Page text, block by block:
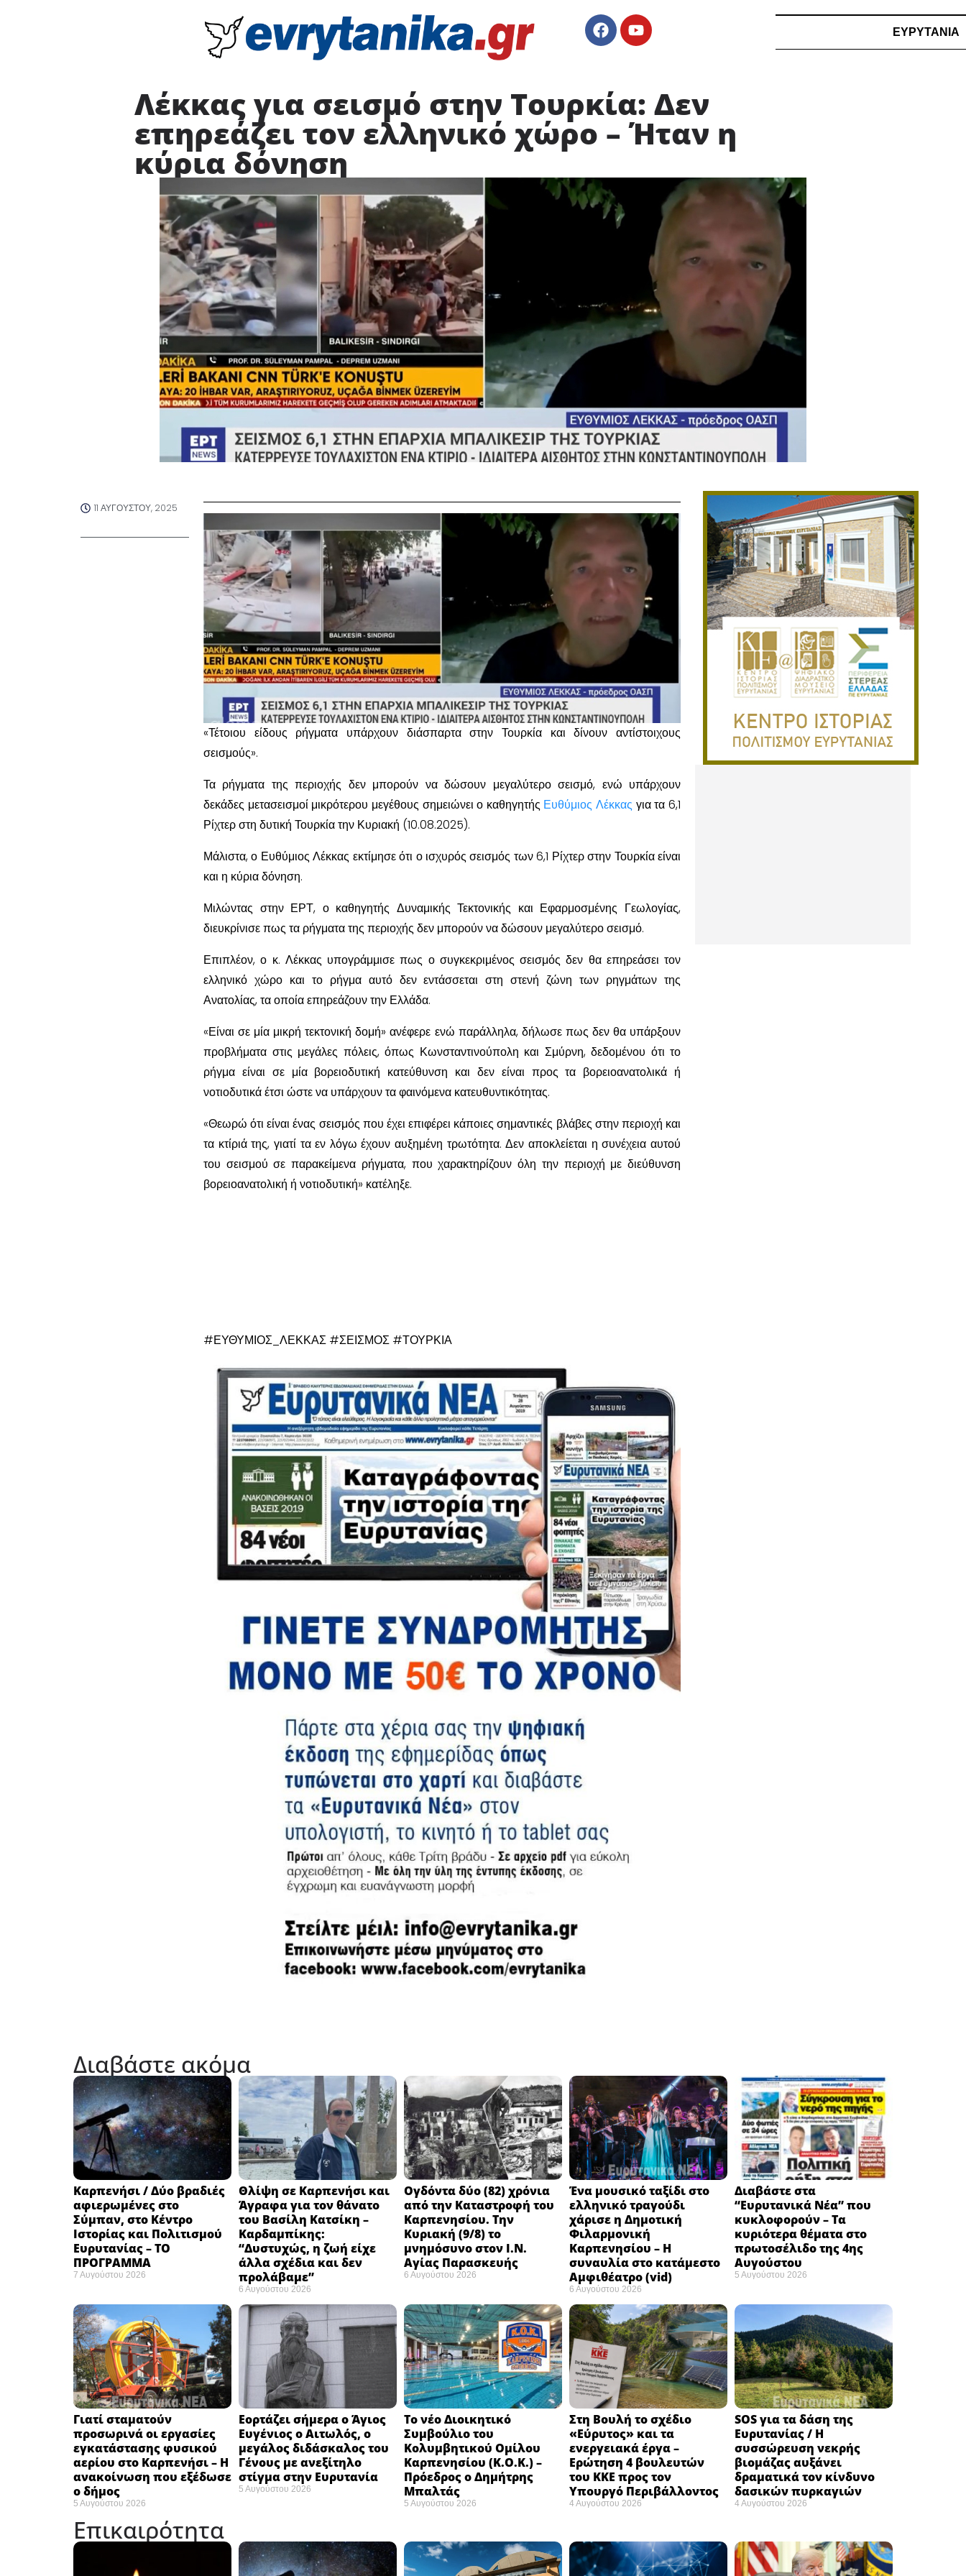
ΕΥΡΥΤΑΝΙΑ
Λέκκας για σεισμό στην Τουρκία: Δεν
επηρεάζει τον ελληνικό χώρο – Ήταν η
κύρια δόνηση
11 ΑΥΓΟΎΣΤΟΥ, 2025
«Τέτοιου είδους ρήγματα υπάρχουν διάσπαρτα στην Τουρκία και δίνουν αντίστοιχους
σεισμούς».
Τα ρήγματα της περιοχής δεν μπορούν να δώσουν μεγαλύτερο σεισμό, ενώ υπάρχουν
δεκάδες μετασεισμοί μικρότερου μεγέθους σημειώνει ο καθηγητής Ευθύμιος Λέκκας για τα 6,1
Ρίχτερ στη δυτική Τουρκία την Κυριακή (10.08.2025).
Μάλιστα, ο Ευθύμιος Λέκκας εκτίμησε ότι ο ισχυρός σεισμός των 6,1 Ρίχτερ στην Τουρκία είναι
και η κύρια δόνηση.
Μιλώντας στην ΕΡΤ, ο καθηγητής Δυναμικής Τεκτονικής και Εφαρμοσμένης Γεωλογίας,
διευκρίνισε πως τα ρήγματα της περιοχής δεν μπορούν να δώσουν μεγαλύτερο σεισμό.
Επιπλέον, ο κ. Λέκκας υπογράμμισε πως ο συγκεκριμένος σεισμός δεν θα επηρεάσει τον
ελληνικό χώρο και το ρήγμα αυτό δεν εντάσσεται στη στενή ζώνη των ρηγμάτων της
Ανατολίας, τα οποία επηρεάζουν την Ελλάδα.
«Είναι σε μία μικρή τεκτονική δομή» ανέφερε ενώ παράλληλα, δήλωσε πως δεν θα υπάρξουν
προβλήματα στις μεγάλες πόλεις, όπως Κωνσταντινούπολη και Σμύρνη, δεδομένου ότι το
ρήγμα είναι σε μία βορειοδυτική κατεύθυνση και δεν είναι προς τα βορειοανατολικά ή
νοτιοδυτικά έτσι ώστε να υπάρχουν τα φαινόμενα κατευθυντικότητας.
«Θεωρώ ότι είναι ένας σεισμός που έχει επιφέρει κάποιες σημαντικές βλάβες στην περιοχή και
τα κτίριά της, γιατί τα εν λόγω έχουν αυξημένη τρωτότητα. Δεν αποκλείεται η συνέχεια αυτού
του σεισμού σε παρακείμενα ρήγματα, που χαρακτηρίζουν όλη την περιοχή με διεύθυνση
βορειοανατολική ή νοτιοδυτική» κατέληξε.
#ΕΥΘΥΜΙΟΣ_ΛΕΚΚΑΣ #ΣΕΙΣΜΟΣ #ΤΟΥΡΚΙΑ
Διαβάστε ακόμα
Καρπενήσι / Δύο βραδιές
αφιερωμένες στο
Σύμπαν, στο Κέντρο
Ιστορίας και Πολιτισμού
Ευρυτανίας – ΤΟ
ΠΡΟΓΡΑΜΜΑ
7 Αυγούστου 2026
Θλίψη σε Καρπενήσι και
Άγραφα για τον θάνατο
του Βασίλη Κατσίκη –
Καρδαμπίκης:
“Δυστυχώς, η ζωή είχε
άλλα σχέδια και δεν
προλάβαμε”
6 Αυγούστου 2026
Ογδόντα δύο (82) χρόνια
από την Καταστροφή του
Καρπενησίου. Την
Κυριακή (9/8) το
μνημόσυνο στον Ι.Ν.
Αγίας Παρασκευής
6 Αυγούστου 2026
Ένα μουσικό ταξίδι στο
ελληνικό τραγούδι
χάρισε η Δημοτική
Φιλαρμονική
Καρπενησίου – Η
συναυλία στο κατάμεστο
Αμφιθέατρο (vid)
6 Αυγούστου 2026
Διαβάστε στα
“Ευρυτανικά Νέα” που
κυκλοφορούν – Τα
κυριότερα θέματα στο
πρωτοσέλιδο της 4ης
Αυγούστου
5 Αυγούστου 2026
Γιατί σταματούν
προσωρινά οι εργασίες
εγκατάστασης φυσικού
αερίου στο Καρπενήσι – Η
ανακοίνωση που εξέδωσε
ο δήμος
5 Αυγούστου 2026
Εορτάζει σήμερα ο Άγιος
Ευγένιος ο Αιτωλός, ο
μεγάλος διδάσκαλος του
Γένους με ανεξίτηλο
στίγμα στην Ευρυτανία
5 Αυγούστου 2026
Το νέο Διοικητικό
Συμβούλιο του
Κολυμβητικού Ομίλου
Καρπενησίου (Κ.Ο.Κ.) –
Πρόεδρος ο Δημήτρης
Μπαλτάς
5 Αυγούστου 2026
Στη Βουλή το σχέδιο
«Εύρυτος» και τα
ενεργειακά έργα –
Ερώτηση 4 βουλευτών
του ΚΚΕ προς τον
Υπουργό Περιβάλλοντος
4 Αυγούστου 2026
SOS για τα δάση της
Ευρυτανίας / Η
συσσώρευση νεκρής
βιομάζας αυξάνει
δραματικά τον κίνδυνο
δασικών πυρκαγιών
4 Αυγούστου 2026
Επικαιρότητα